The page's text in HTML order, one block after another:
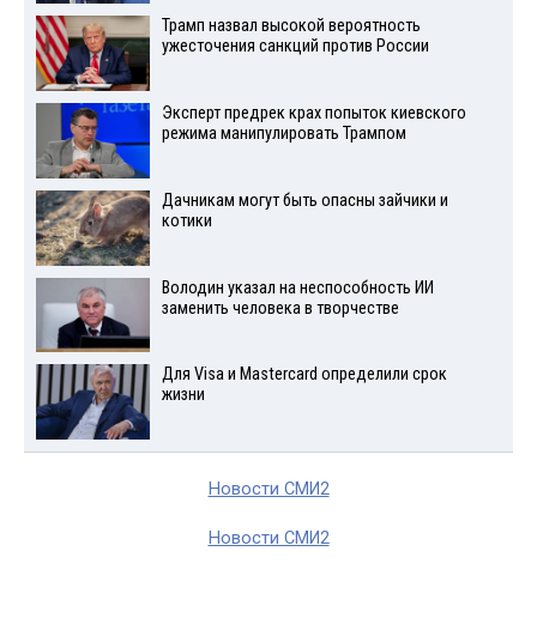
Трамп назвал высокой вероятность
ужесточения санкций против России
Эксперт предрек крах попыток киевского
режима манипулировать Трампом
Дачникам могут быть опасны зайчики и
котики
Володин указал на неспособность ИИ
заменить человека в творчестве
Для Visа и Mastercard определили срок
жизни
Новости СМИ2
Новости СМИ2